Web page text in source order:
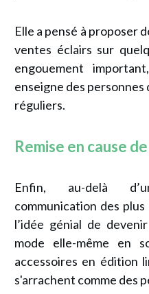
Elle a pensé à proposer
ventes éclairs sur
engouement
enseigne des personnes
réguliers.
Remise en cause de
Enfin, au-delà
communication des
l’idée génial de
mode elle-même en
accessoires en édition
s'arrachent comme des